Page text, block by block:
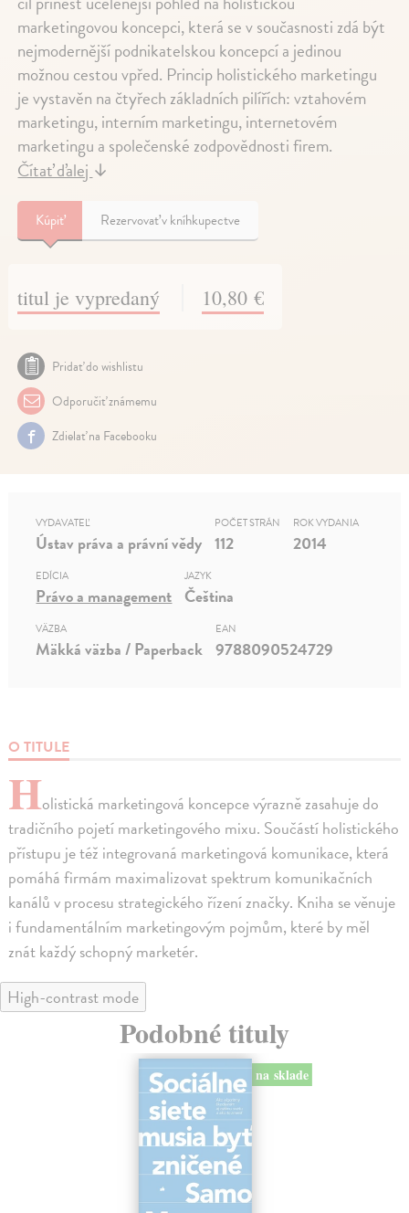
marketingovou koncepci, která se v současnosti zdá být
nejmodernější podnikatelskou koncepcí a jedinou
možnou cestou vpřed. Princip holistického marketingu
je vystavěn na čtyřech základních pilířích: vztahovém
marketingu, interním marketingu, internetovém
marketingu a společenské zodpovědnosti firem.
Čítať ďalej↓
Kúpiť Rezervovať v kníhkupectve
titul je vypredaný 10,80 €
Pridať do wishlistu
Odporučiť známemu
Zdielať na Facebooku
O TITULE
Holistická marketingová koncepce výrazně zasahuje do
tradičního pojetí marketingového mixu. Součástí holistického
přístupu je též integrovaná marketingová komunikace, která
pomáhá firmám maximalizovat spektrum komunikačních
kanálů v procesu strategického řízení značky. Kniha se věnuje
i fundamentálním marketingovým pojmům, které by měl
znát každý schopný marketér.
VYDAVATEĽ
Ústav práva a právní vědy
POČET STRÁN
112
ROK VYDANIA
2014
EDÍCIA
Právo a management
JAZYK
Čeština
VÄZBA
Mäkká väzba / Paperback
EAN
9788090524729
High-contrast mode
Podobné tituly
na sklade